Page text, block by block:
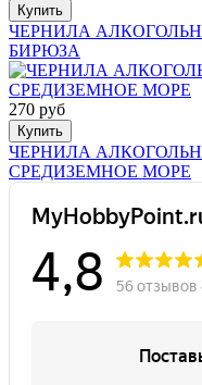
Купить
ЧЕРНИЛА
БИРЮЗА
270 руб
Купить
ЧЕРНИЛА
СРЕДИЗЕМНОЕ МОРЕ